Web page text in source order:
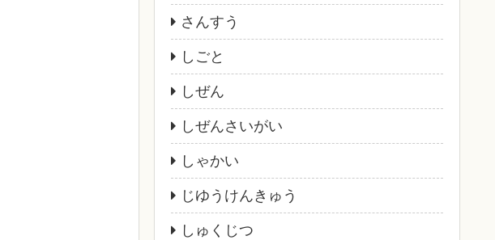
さんすう
しごと
しぜん
しぜんさいがい
しゃかい
じゆうけんきゅう
しゅくじつ